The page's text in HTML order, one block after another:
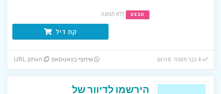
מבצע ללא תפוגה
קח דיל
4 כבר חסכו! 0 היום שיתוף בוואטסאפ העתק URL
הירשמו לדיוור של